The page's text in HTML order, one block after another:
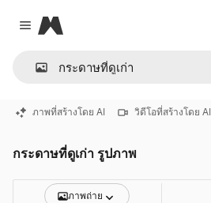
Close menu
Magnific
ภาพที่สร้างโดย AI วิดีโอที่สร้างโดย AI
กระดาษที่ดูเก่า รูปภาพ
ภาพถ่าย